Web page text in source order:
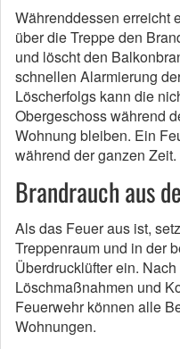
Währenddessen erreicht
über die Treppe den
und löscht den
schnellen Alarmierung
Löscherfolgs kann die
Obergeschoss während
Wohnung bleiben. Ein
während der ganzen Zeit.
Brandrauch aus
Als das Feuer aus ist,
Treppenraum und in der
Überdrucklüfter ein.
Löschmaßnahmen und
Feuerwehr können alle
Wohnungen.